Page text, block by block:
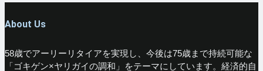
About Us
58歳でアーリーリタイアを実現し、今後は75歳まで持続可能な
「ゴキゲン×ヤリガイの調和」をテーマにしています。経済的自